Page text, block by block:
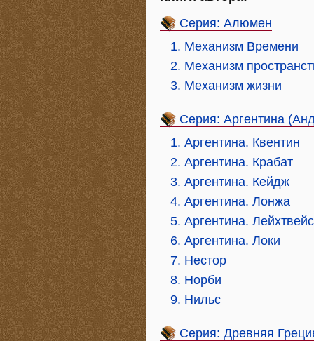
Серия: Алюмен
1. Механизм Времени
2. Механизм
3. Механизм жизни
Серия: Аргентина
1. Аргентина. Квентин
2. Аргентина. Крабат
3. Аргентина. Кейдж
4. Аргентина. Лонжа
5. Аргентина. Лейхтвейс
6. Аргентина. Локи
7. Нестор
8. Норби
9. Нильс
Серия: Древняя